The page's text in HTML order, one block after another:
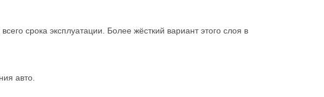
срока эксплуатации. Более жёсткий вариант этого слоя в
авто.